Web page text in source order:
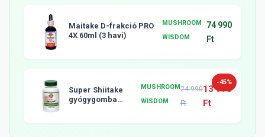
Maitake D-frakció PRO
4X 60ml (3 havi)
MUSHROOM
WISDOM
74 990
Ft
-45%
Super Shiitake
gyógygomba
MUSHROOM
WISDOM
24 990
Ft
13 990
Ft